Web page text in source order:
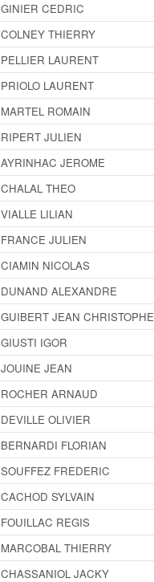
GINIER CEDRIC
COLNEY THIERRY
PELLIER LAURENT
PRIOLO LAURENT
MARTEL ROMAIN
RIPERT JULIEN
AYRINHAC JEROME
CHALAL THEO
VIALLE LILIAN
FRANCE JULIEN
CIAMIN NICOLAS
DUNAND ALEXANDRE
GUIBERT JEAN CHRISTOPHE
GIUSTI IGOR
JOUINE JEAN
ROCHER ARNAUD
DEVILLE OLIVIER
BERNARDI FLORIAN
SOUFFEZ FREDERIC
CACHOD SYLVAIN
FOUILLAC REGIS
MARCOBAL THIERRY
CHASSANIOL JACKY